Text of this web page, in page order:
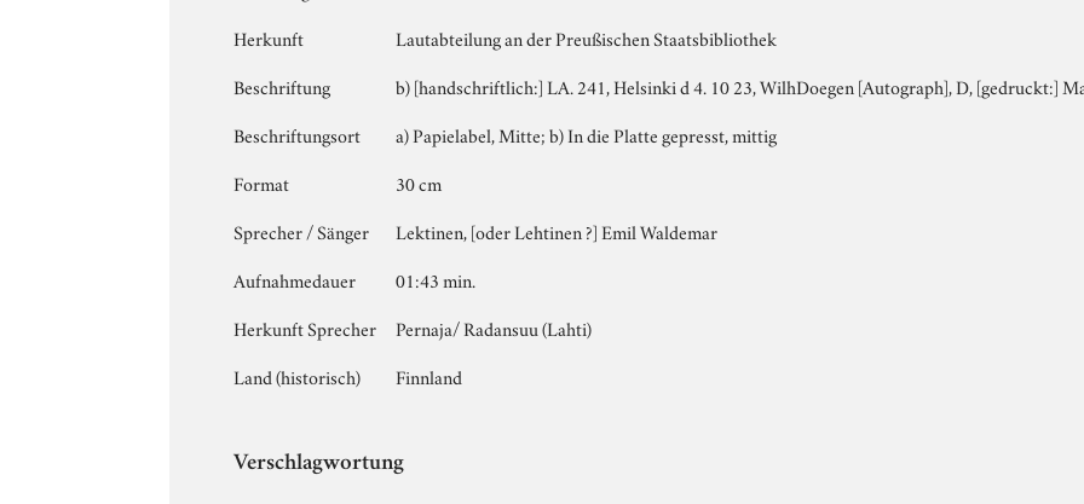
Herkunft
Lautabteilung an der Preußischen Staatsbibliothek
Beschriftung
b) [handschriftlich:] LA. 241, Helsinki d 4. 10 23, WilhDoegen [Autograph], D, [gedruckt:]
Beschriftungsort
a) Papielabel, Mitte; b) In die Platte gepresst, mittig
Format
30 cm
Sprecher / Sänger
Lektinen, [oder Lehtinen ?] Emil Waldemar
Aufnahmedauer
01:43 min.
Herkunft Sprecher
Pernaja/ Radansuu (Lahti)
Land (historisch)
Finnland
Verschlagwortung